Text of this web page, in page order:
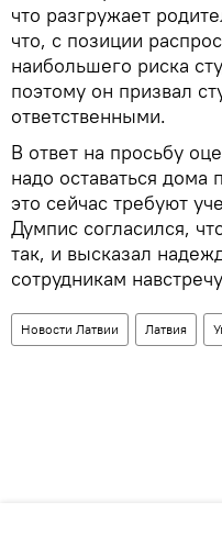
что разгружает
что, с позиции
наибольшего риска
поэтому он призвал
ответственными.
В ответ на просьбу
надо оставаться дома
это сейчас требуют
Думпис согласился,
так, и высказал
сотрудникам
Новости Латвии Латвия